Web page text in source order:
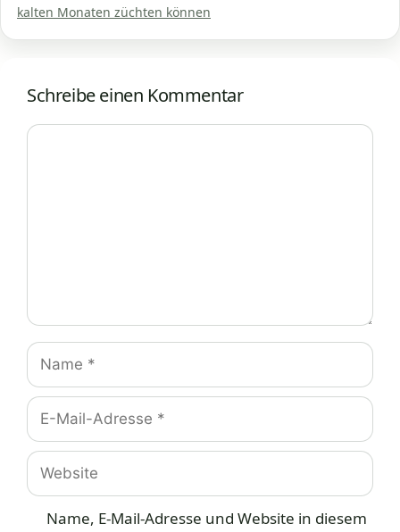
kalten Monaten züchten können
Schreibe einen Kommentar
Kommentar
Name
E-
Mail-
Adresse
Website
Name, E-Mail-Adresse und Website in diesem